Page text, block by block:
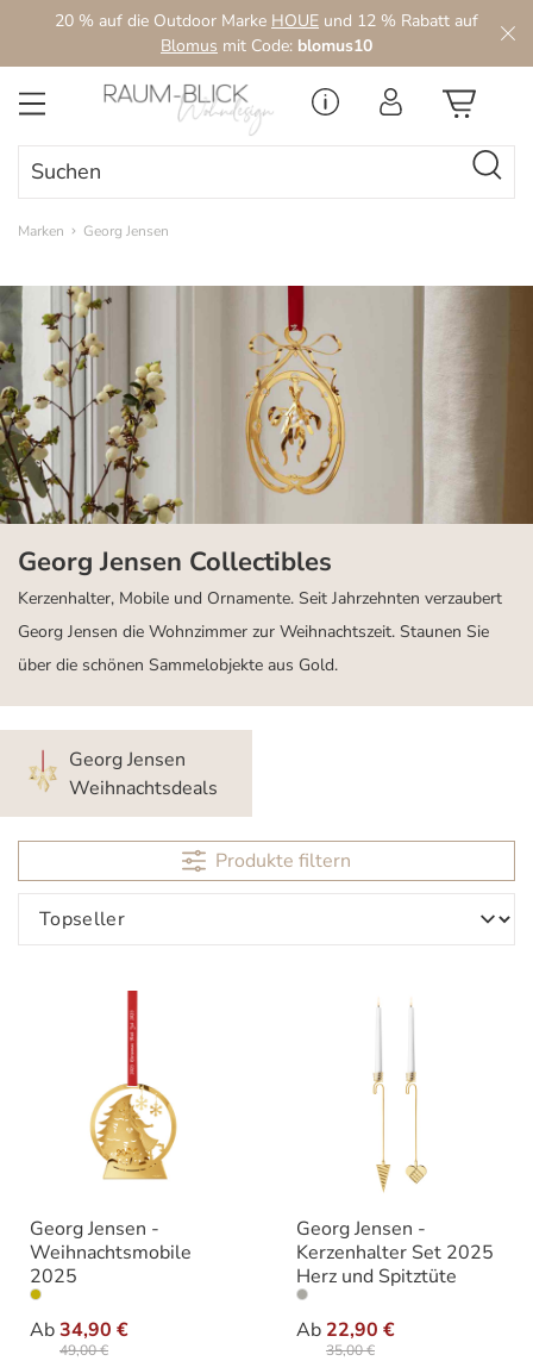
Zum Hauptinhalt springen
20 % auf die Outdoor Marke HOUE und 12 % Rabatt auf
Blomus mit Code: blomus10
Marken Georg Jensen
Georg Jensen Collectibles
Kerzenhalter, Mobile und Ornamente. Seit Jahrzehnten verzaubert
Georg Jensen die Wohnzimmer zur Weihnachtszeit. Staunen Sie
über die schönen Sammelobjekte aus Gold.
Georg Jensen
Weihnachtsdeals
Produkte filtern
Georg Jensen -
Weihnachtsmobile
2025
Ab34,90 €
49,00 €
Varianten
Georg Jensen -
Kerzenhalter Set 2025
Herz und Spitztüte
Ab 22,90 €
35,00 €
Varianten